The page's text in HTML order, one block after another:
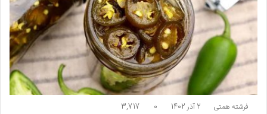
فرشته همتی 2 آذر 1402 0
3,717